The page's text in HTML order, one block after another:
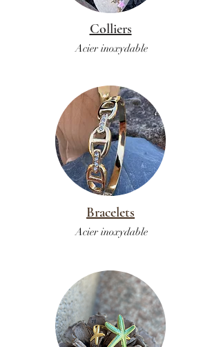
Colliers
Bracelets
Acier inoxydable
Acier inoxydable